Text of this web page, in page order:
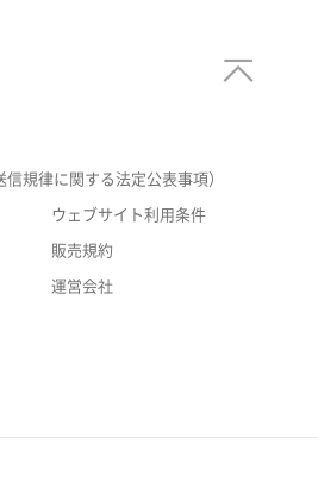
規律に関する法定公表事項）
ウェブサイト利用条件
販売規約
運営会社